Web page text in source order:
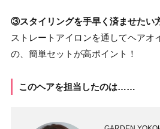
③スタイリングを手早く済ませたい
ストレートアイロンを通してヘアオ
の、簡単セットが高ポイント！
このヘアを担当したのは……